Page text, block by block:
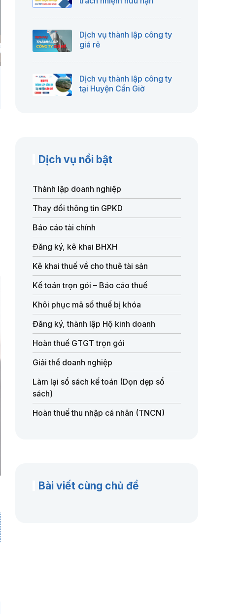
Dịch vụ thành lập công ty
giá rẻ
Dịch vụ thành lập công ty
tại Huyện Cần Giờ
Dịch vụ nổi bật
Thành lập doanh nghiệp
Thay đổi thông tin GPKD
Báo cáo tài chính
Đăng ký, kê khai BHXH
Kê khai thuế về cho thuê tài sản
Kế toán trọn gói – Báo cáo thuế
Khôi phục mã số thuế bị khóa
Đăng ký, thành lập Hộ kinh doanh
Hoàn thuế GTGT trọn gói
Giải thể doanh nghiệp
Làm lại sổ sách kế toán (Dọn dẹp sổ
sách)
Hoàn thuế thu nhập cá nhân (TNCN)
Bài viết cùng chủ đề